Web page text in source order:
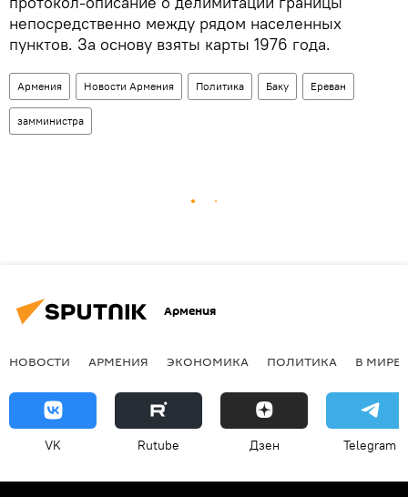
непосредственно между рядом населенных
пунктов. За основу взяты карты 1976 года.
Армения Новости Армения Политика Баку Ереван
замминистра
Армения
НОВОСТИ АРМЕНИЯ ЭКОНОМИКА ПОЛИТИКА В МИРЕ
VK Rutube Дзен Telegram